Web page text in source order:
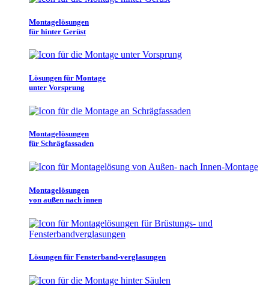
Montagelösungen
für hinter Gerüst
Lösungen für Montage
unter Vorsprung
Montagelösungen
für Schrägfassaden
Montagelösungen
von außen nach innen
Lösungen für Fensterband-verglasungen